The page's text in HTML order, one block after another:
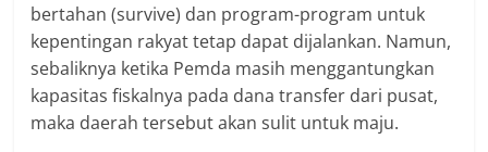
bertahan (survive) dan program-program untuk
kepentingan rakyat tetap dapat dijalankan. Namun,
sebaliknya ketika Pemda masih menggantungkan
kapasitas fiskalnya pada dana transfer dari pusat,
maka daerah tersebut akan sulit untuk maju.